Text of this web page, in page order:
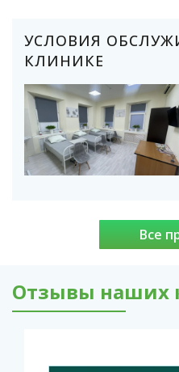
УСЛОВИЯ
КЛИНИКЕ
Все
Отзывы наших